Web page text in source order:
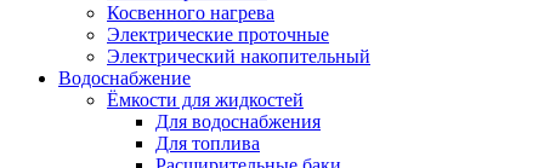
Косвенного нагрева
Электрические проточные
Электрический накопительный
Водоснабжение
Ёмкости для жидкостей
Для водоснабжения
Для топлива